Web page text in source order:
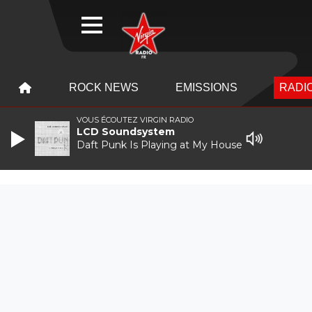
ROCK NEWS EMISSIONS
VOUS ÉCOUTEZ VIRGIN RADIO
LCD Soundsystem
Daft Punk Is Playing at My House
WEBRADIO